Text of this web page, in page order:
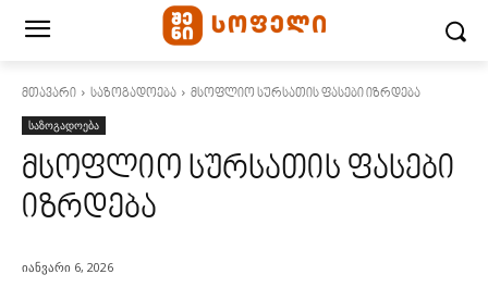
მთავარი საზოგადოება მსოფლიო სურსათის ფასები იზრდება
საზოგადოება
მსოფლიო სურსათის ფასები
იზრდება
იანვარი 6, 2026